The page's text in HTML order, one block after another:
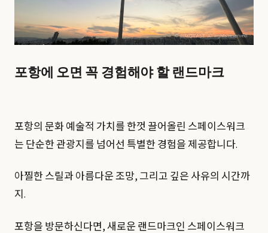
포항에 오면 꼭 경험해야 할 랜드마크
포항의 문화 예술적 가치를 한껏 끌어올린 스페이스워크
는 단순한 관광지를 넘어선 특별한 경험을 제공합니다.
아찔한 스릴과 아름다운 조망, 그리고 깊은 사유의 시간까
지.
포항을 방문하신다면, 새로운 랜드마크인 스페이스워크